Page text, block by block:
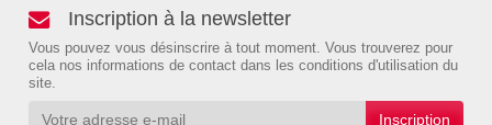
Inscription à la newsletter
Vous pouvez vous désinscrire à tout moment. Vous trouverez pour
cela nos informations de contact dans les conditions d'utilisation du
site.